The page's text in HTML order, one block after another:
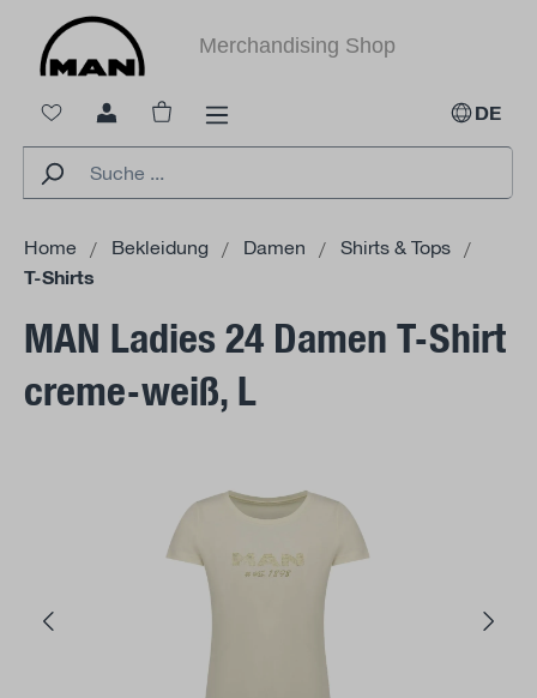
springen
Merchandising Shop
DE
Warenkorb enthält 0 Positionen. Der
Home Bekleidung Damen Shirts & Tops
T-Shirts
MAN Ladies 24 Damen T-Shirt
creme-weiß, L
Bildergalerie überspringen